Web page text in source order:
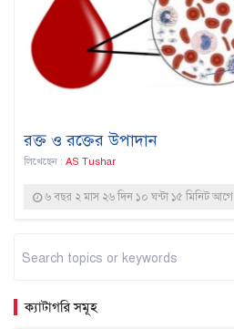
রক্ত ও রক্তের উপাদান
লিখেছেন : AS Tushar
৬ বছর ২ মাস ২৬ দিন ১০ ঘন্টা ১৫ মিনিট আগে
ক্যাটাগরি সমূহ